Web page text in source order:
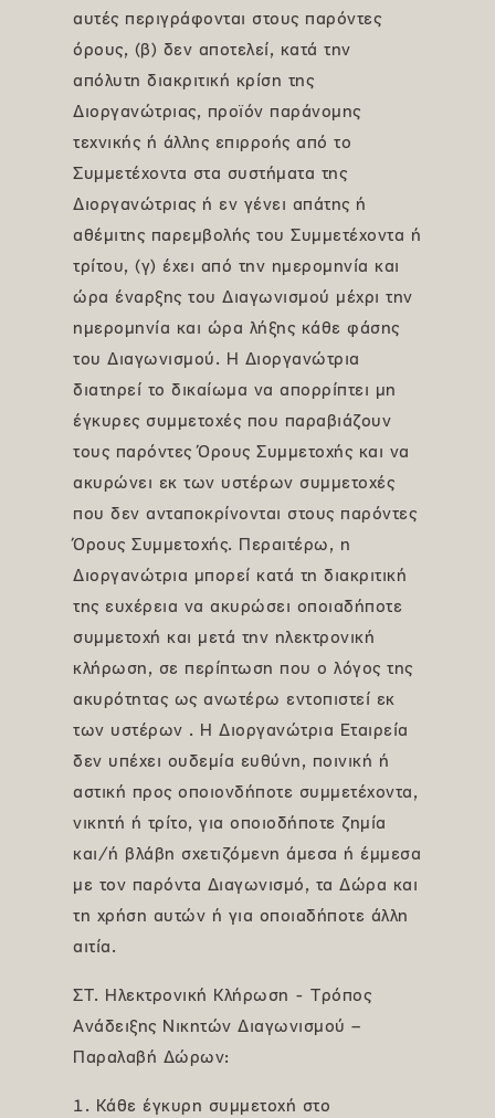
αυτές περιγράφονται στους παρόντες
όρους, (β) δεν αποτελεί, κατά την
απόλυτη διακριτική κρίση της
Διοργανώτριας, προϊόν παράνομης
τεχνικής ή άλλης επιρροής από το
Συμμετέχοντα στα συστήματα της
Διοργανώτριας ή εν γένει απάτης ή
αθέμιτης παρεμβολής του Συμμετέχοντα ή
τρίτου, (γ) έχει από την ημερομηνία και
ώρα έναρξης του Διαγωνισμού μέχρι την
ημερομηνία και ώρα λήξης κάθε φάσης
του Διαγωνισμού. Η Διοργανώτρια
διατηρεί το δικαίωμα να απορρίπτει μη
έγκυρες συμμετοχές που παραβιάζουν
τους παρόντες Όρους Συμμετοχής και να
ακυρώνει εκ των υστέρων συμμετοχές
που δεν ανταποκρίνονται στους παρόντες
Όρους Συμμετοχής. Περαιτέρω, η
Διοργανώτρια μπορεί κατά τη διακριτική
της ευχέρεια να ακυρώσει οποιαδήποτε
συμμετοχή και μετά την ηλεκτρονική
κλήρωση, σε περίπτωση που ο λόγος της
ακυρότητας ως ανωτέρω εντοπιστεί εκ
των υστέρων . Η Διοργανώτρια Εταιρεία
δεν υπέχει ουδεμία ευθύνη, ποινική ή
αστική προς οποιονδήποτε συμμετέχοντα,
νικητή ή τρίτο, για οποιοδήποτε ζημία
και/ή βλάβη σχετιζόμενη άμεσα ή έμμεσα
με τον παρόντα Διαγωνισμό, τα Δώρα και
τη χρήση αυτών ή για οποιαδήποτε άλλη
αιτία.
ΣΤ. Ηλεκτρονική Κλήρωση - Τρόπος
Ανάδειξης Νικητών Διαγωνισμού –
Παραλαβή Δώρων:
1. Κάθε έγκυρη συμμετοχή στο